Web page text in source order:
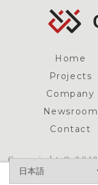
Home
Projects
Company
Newsroom
Contact
Copyright ©